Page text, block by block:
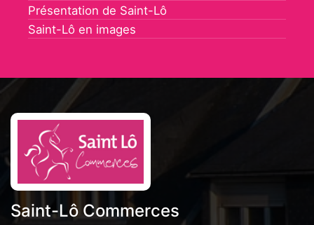
Présentation de Saint-Lô
Saint-Lô en images
Saint-Lô Commerces